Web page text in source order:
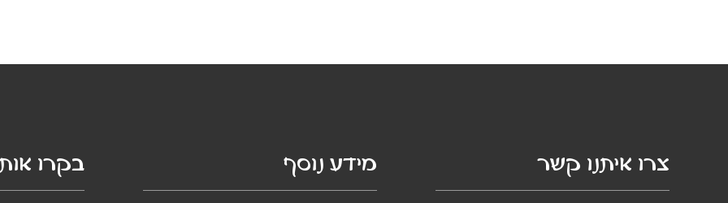
צרו איתנו קשר מידע נוסף בקרו